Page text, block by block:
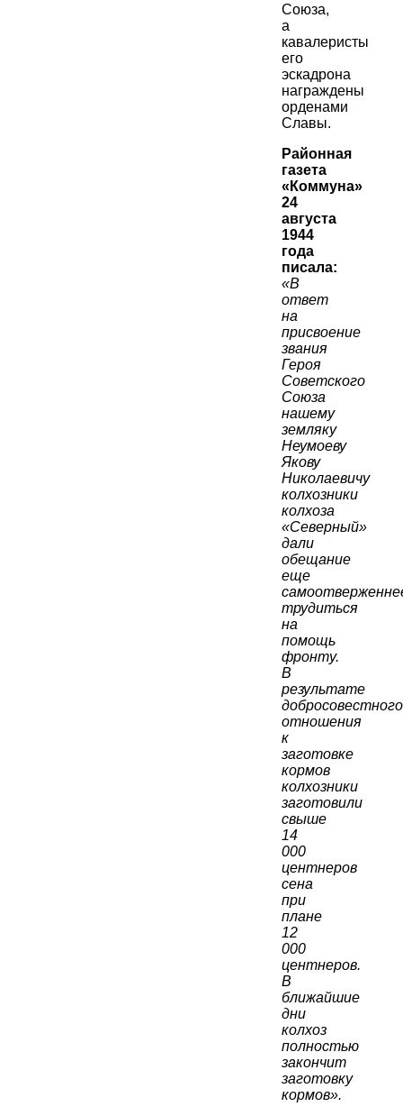
Союза,
а
кавалеристы
его
эскадрона
награждены
орденами
Славы.
Районная
газета
«Коммуна»
24
августа
1944
года
писала:
«В
ответ
на
присвоение
звания
Героя
Советского
Союза
нашему
земляку
Неумоеву
Якову
Николаевичу
колхозники
колхоза
«Северный»
дали
обещание
еще
трудиться
на
помощь
фронту.
В
результате
добросовестного
отношения
к
заготовке
кормов
колхозники
заготовили
свыше
14
000
центнеров
сена
при
плане
12
000
центнеров.
В
ближайшие
дни
колхоз
полностью
закончит
заготовку
кормов».